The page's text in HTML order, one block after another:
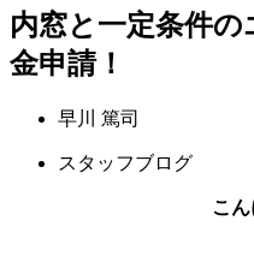
内窓と一定条件
金申請！
早川 篤司
スタッフブログ
こん